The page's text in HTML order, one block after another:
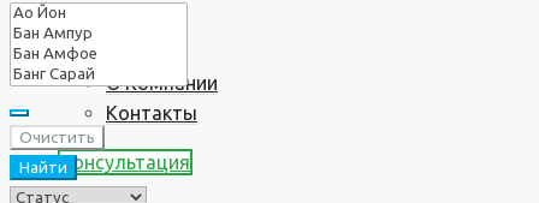
О нас
О Компании
Контакты
Консультация
Очистить
Найти